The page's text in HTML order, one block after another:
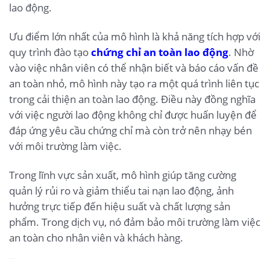
lao động.
Ưu điểm lớn nhất của mô hình là khả năng tích hợp với
quy trình đào tạochứng chỉ an toàn lao động. Nhờ
vào việc nhân viên có thể nhận biết và báo cáo vấn đề
an toàn nhỏ, mô hình này tạo ra một quá trình liên tục
trong cải thiện an toàn lao động. Điều này đồng nghĩa
với việc người lao động không chỉ được huấn luyện để
đáp ứng yêu cầu chứng chỉ mà còn trở nên nhạy bén
với môi trường làm việc.
Trong lĩnh vực sản xuất, mô hình giúp tăng cường
quản lý rủi ro và giảm thiểu tai nạn lao động, ảnh
hưởng trực tiếp đến hiệu suất và chất lượng sản
phẩm. Trong dịch vụ, nó đảm bảo môi trường làm việc
an toàn cho nhân viên và khách hàng.